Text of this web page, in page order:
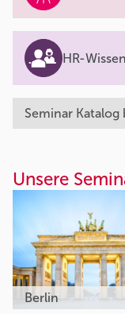
HR-
Seminar Katalog
Unsere
Berlin